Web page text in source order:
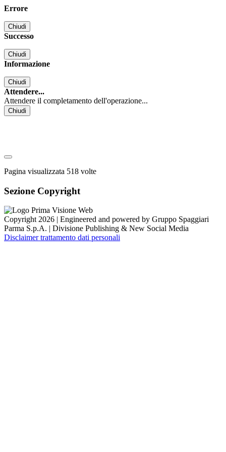
Errore
Chiudi
Successo
Chiudi
Informazione
Chiudi
Attendere...
Attendere il completamento dell'operazione...
Chiudi
Pagina visualizzata 518 volte
Sezione Copyright
Copyright 2026 | Engineered and powered by Gruppo Spaggiari
Parma S.p.A. | Divisione Publishing & New Social Media
Disclaimer trattamento dati personali